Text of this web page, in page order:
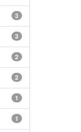
3
3
2
2
1
1